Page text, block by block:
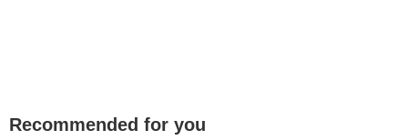
Recommended for you